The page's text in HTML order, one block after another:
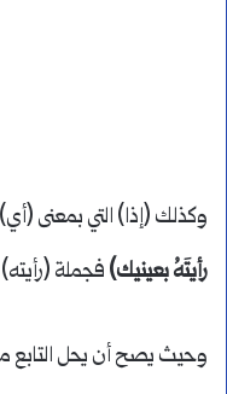
وكذلك (إذا) التي بمعنى
رأيتَهُ بعينيك) فجملة
وحيث يصح أن يحل التابع